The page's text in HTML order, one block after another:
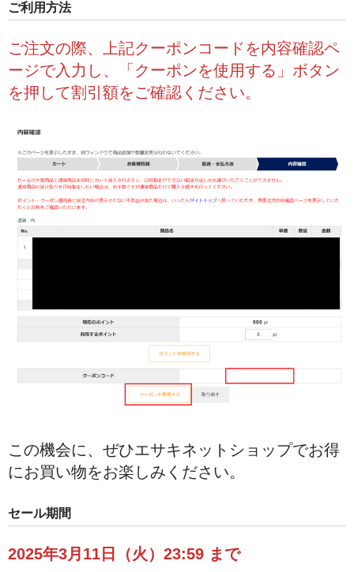
Therapeutica (セラピューティカ)
Erler Zimmer (エルラージマー)
BMZ (ビーエムゼット)
Body Line (ボディーライン)
Body Support Systems (ボディーサポートシステム)
ご利用方法
ご注文の際、上記クーポンコードを内容確認ペ
ージで入力し、「クーポンを使用する」ボタン
を押して割引額をご確認ください。
この機会に、ぜひエサキネットショップでお得
にお買い物をお楽しみください。
セール期間
2025年3月11日（火）23:59 まで